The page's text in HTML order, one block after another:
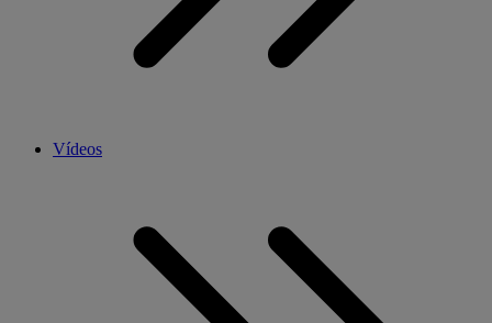
Vídeos